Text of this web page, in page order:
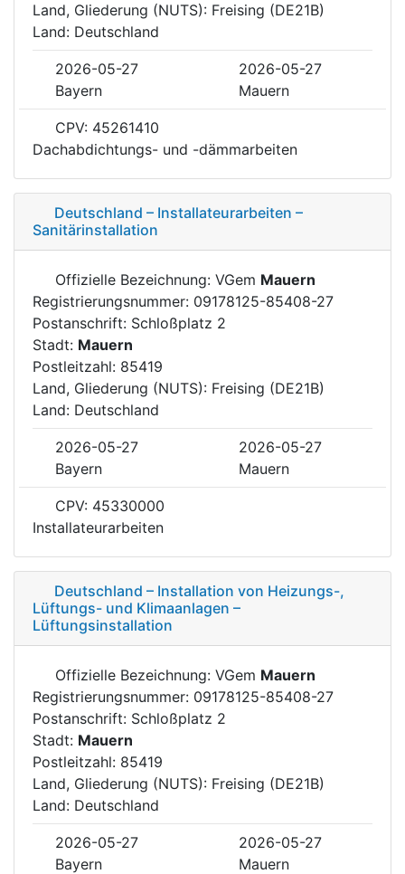
Land, Gliederung (NUTS): Freising (DE21B)
Land: Deutschland
2026-05-27
2026-05-27
Bayern
Mauern
CPV: 45261410
Dachabdichtungs- und -dämmarbeiten
Deutschland – Installateurarbeiten –
Sanitärinstallation
Offizielle Bezeichnung: VGem Mauern
Registrierungsnummer: 09178125-85408-27
Postanschrift: Schloßplatz 2
Stadt: Mauern
Postleitzahl: 85419
Land, Gliederung (NUTS): Freising (DE21B)
Land: Deutschland
2026-05-27
2026-05-27
Bayern
Mauern
CPV: 45330000
Installateurarbeiten
Deutschland – Installation von Heizungs-,
Lüftungs- und Klimaanlagen –
Lüftungsinstallation
Offizielle Bezeichnung: VGem Mauern
Registrierungsnummer: 09178125-85408-27
Postanschrift: Schloßplatz 2
Stadt: Mauern
Postleitzahl: 85419
Land, Gliederung (NUTS): Freising (DE21B)
Land: Deutschland
2026-05-27
2026-05-27
Bayern
Mauern